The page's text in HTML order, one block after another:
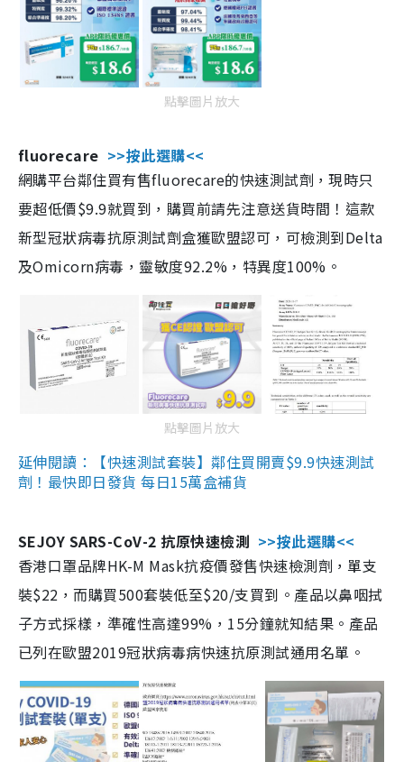
點擊圖片放大
fluorecare >>按此選購<<
網購平台鄰住買有售fluorecare的快速測試劑，現時只
要超低價$9.9就買到，購買前請先注意送貨時間！這款
新型冠狀病毒抗原測試劑盒獲歐盟認可，可檢測到Delta
及Omicorn病毒，靈敏度92.2%，特異度100%。
點擊圖片放大
延伸閱讀：【快速測試套裝】鄰住買開賣$9.9快速測試
劑！最快即日發貨 每日15萬盒補貨
SEJOY SARS-CoV-2 抗原快速檢測 >>按此選購<<
香港口罩品牌HK-M Mask抗疫價發售快速檢測劑，單支
裝$22，而購買500套裝低至$20/支買到。產品以鼻咽拭
子方式採樣，準確性高達99%，15分鐘就知結果。產品
已列在歐盟2019冠狀病毒病快速抗原測試通用名單。